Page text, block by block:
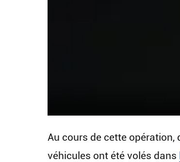
Au cours de cette
véhicules ont été volés dans